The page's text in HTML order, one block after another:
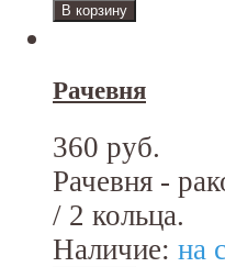
Рачевня
360 руб.
Рачевня -
/ 2 кольца.
Наличие: на